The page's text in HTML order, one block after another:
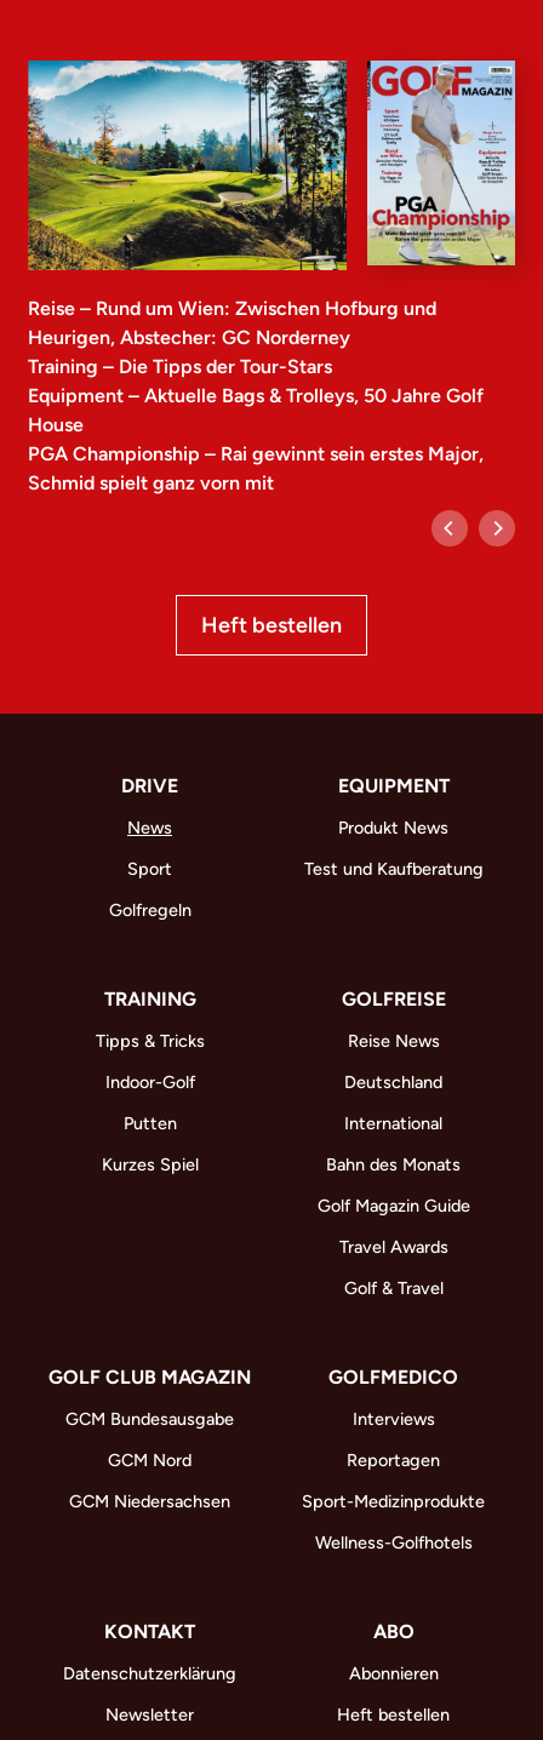
Reise – Rund um Wien: Zwischen Hofburg und
Heurigen, Abstecher: GC Norderney
Training – Die Tipps der Tour-Stars
Equipment – Aktuelle Bags & Trolleys, 50 Jahre Golf
House
PGA Championship – Rai gewinnt sein erstes Major,
Schmid spielt ganz vorn mit
Heft bestellen
DRIVE
News
Sport
Golfregeln
EQUIPMENT
Produkt News
Test und Kaufberatung
TRAINING
Tipps & Tricks
Indoor-Golf
Putten
Kurzes Spiel
GOLFREISE
Reise News
Deutschland
International
Bahn des Monats
Golf Magazin Guide
Travel Awards
Golf & Travel
GOLF CLUB MAGAZIN
GCM Bundesausgabe
GCM Nord
GCM Niedersachsen
GOLFMEDICO
Interviews
Reportagen
Sport-Medizinprodukte
Wellness-Golfhotels
KONTAKT
Datenschutzerklärung
Newsletter
ABO
Abonnieren
Heft bestellen